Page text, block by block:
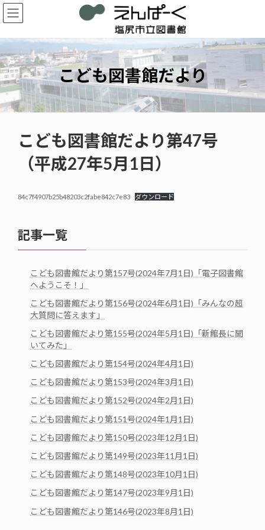
コ
ン
ン
ツ
へ
ス
キ
ッ
プ
ナ
ビ
ー
シ
ョ
ン
に
移
動
こども図書館だより
こども図書館だより第47号
（平成27年5月1日）
84c7f4907b25b48203c2fabe842c7e83 ダウンロード
記事一覧
こども図書館だより第157号(2024年7月1日)「電子図書館
へようこそ！」
こども図書館だより第156号(2024年6月1日)「みんなの超
大質問に答えます」
こども図書館だより第155号(2024年5月1日)「新館長に聞
いてみた」
こども図書館だより第154号(2024年4月1日)
こども図書館だより第153号(2024年3月1日)
こども図書館だより第152号(2024年2月1日)
こども図書館だより第151号(2024年1月1日)
こども図書館だより第150号(2023年12月1日)
こども図書館だより第149号(2023年11月1日)
こども図書館だより第148号(2023年10月1日)
こども図書館だより第147号(2023年9月1日)
こども図書館だより第146号(2023年8月1日)